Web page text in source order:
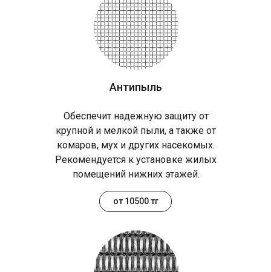
Антипыль
Обеспечит надежную защиту от
крупной и мелкой пыли, а также от
комаров, мух и других насекомых.
Рекомендуется к установке жилых
помещений нижних этажей.
от 10500 тг